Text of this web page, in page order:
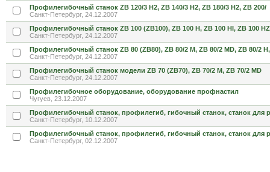
Профилегибочный станок ZB 120/3 H2, ZB 140/3 H2, ZB 180/3 H2, ZB 200/
Санкт-Петербург, 24.12.2007
Профилегибочный станок ZB 100 (ZB100), ZB 100 H, ZB 100 HI, ZB 100
Санкт-Петербург, 24.12.2007
Профилегибочный станок ZB 80 (ZB80), ZB 80/2 M, ZB 80/2 MD, ZB 80/2 H,
Санкт-Петербург, 24.12.2007
Профилегибочный станок модели ZB 70 (ZB70), ZB 70/2 M, ZB 70/2 MD
Санкт-Петербург, 24.12.2007
Профилегибочное оборудование, оборудование профнастил
Чугуев, 23.12.2007
Профилегибочный станок, профилегиб, гибочный станок, станок для
Санкт-Петербург, 10.12.2007
Профилегибочный станок, профилегиб, гибочный станок, станок для
Санкт-Петербург, 02.12.2007